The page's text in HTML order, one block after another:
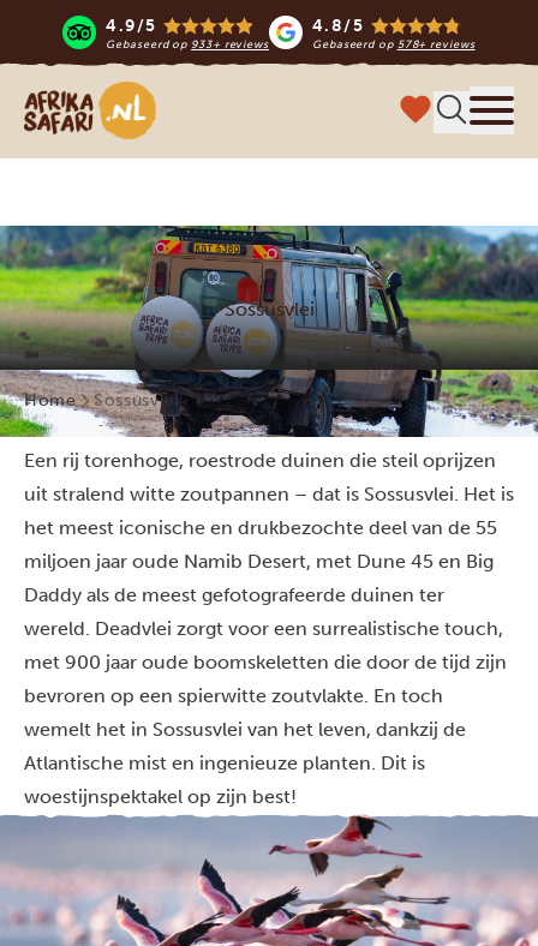
4.9/5
Gebaseerd op 933+ reviews
4.8/5
Gebaseerd op 578+ reviews
Afrika safari
Sossusvlei
Home Sossusvlei
Een rij torenhoge, roestrode duinen die steil oprijzen
uit stralend witte zoutpannen – dat is Sossusvlei. Het is
het meest iconische en drukbezochte deel van de 55
miljoen jaar oude Namib Desert, met Dune 45 en Big
Daddy als de meest gefotografeerde duinen ter
wereld. Deadvlei zorgt voor een surrealistische touch,
met 900 jaar oude boomskeletten die door de tijd zijn
bevroren op een spierwitte zoutvlakte. En toch
wemelt het in Sossusvlei van het leven, dankzij de
Atlantische mist en ingenieuze planten. Dit is
woestijnspektakel op zijn best!